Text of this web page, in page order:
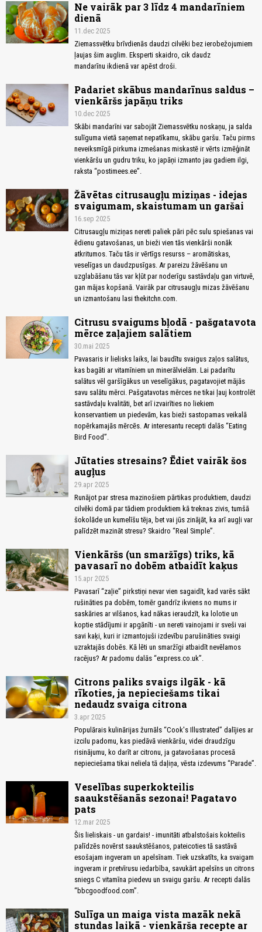
Ne vairāk par 3 līdz 4 mandarīniem
dienā
11.dec 2025
Ziemassvētku brīvdienās daudzi cilvēki bez ierobežojumiem
ļaujas šim auglim. Eksperti skaidro, cik daudz
mandarīnu ikdienā var apēst droši.
Padariet skābus mandarīnus saldus –
vienkāršs japāņu triks
10.dec 2025
Skābi mandarīni var sabojāt Ziemassvētku noskaņu, ja salda
sulīguma vietā saņemat nepatīkamu, skābu garšu. Taču pirms
neveiksmīgā pirkuma izmešanas miskastē ir vērts izmēģināt
vienkāršu un gudru triku, ko japāņi izmanto jau gadiem ilgi,
raksta “postimees.ee”.
Žāvētas citrusaugļu miziņas - idejas
svaigumam, skaistumam un garšai
16.sep 2025
Citrusaugļu miziņas nereti paliek pāri pēc sulu spiešanas vai
ēdienu gatavošanas, un bieži vien tās vienkārši nonāk
atkritumos. Taču tās ir vērtīgs resurss – aromātiskas,
veselīgas un daudzpusīgas. Ar pareizu žāvēšanu un
uzglabāšanu tās var kļūt par noderīgu sastāvdaļu gan virtuvē,
gan mājas kopšanā. Vairāk par citrusaugļu mizas žāvēšanu
un izmantošanu lasi thekitchn.com.
Citrusu svaigums bļodā - pašgatavota
mērce zaļajiem salātiem
30.mai 2025
Pavasaris ir lielisks laiks, lai baudītu svaigus zaļos salātus,
kas bagāti ar vitamīniem un minerālvielām. Lai padarītu
salātus vēl garšīgākus un veselīgākus, pagatavojiet mājās
savu salātu mērci. Pašgatavotas mērces ne tikai ļauj kontrolēt
sastāvdaļu kvalitāti, bet arī izvairīties no liekiem
konservantiem un piedevām, kas bieži sastopamas veikalā
nopērkamajās mērcēs. Ar interesantu recepti dalās “Eating
Bird Food”.
Jūtaties stresains? Ēdiet vairāk šos
augļus
29.apr 2025
Runājot par stresa mazinošiem pārtikas produktiem, daudzi
cilvēki domā par tādiem produktiem kā treknas zivis, tumšā
šokolāde un kumelīšu tēja, bet vai jūs zinājāt, ka arī augļi var
palīdzēt mazināt stresu? Skaidro “Real Simple”.
Vienkāršs (un smaržīgs) triks, kā
pavasarī no dobēm atbaidīt kaķus
15.apr 2025
Pavasarī “zaļie” pirkstiņi nevar vien sagaidīt, kad varēs sākt
rušināties pa dobēm, tomēr gandrīz ikviens no mums ir
saskāries ar vilšanos, kad nākas ieraudzīt, ka lolotie un
koptie stādījumi ir apgānīti - un nereti vainojami ir sveši vai
savi kaķi, kuri ir izmantojuši izdevību parušināties svaigi
uzraktajās dobēs. Kā lēti un smaržīgi atbaidīt nevēlamos
racējus? Ar padomu dalās “express.co.uk”.
Citrons paliks svaigs ilgāk - kā
rīkoties, ja nepieciešams tikai
nedaudz svaiga citrona
3.apr 2025
Populārais kulinārijas žurnāls “Cook's Illustrated” dalījies ar
izcilu padomu, kas piedāvā vienkāršu, videi draudzīgu
risinājumu, ko darīt ar citronu, ja gatavošanas procesā
nepieciešama tikai neliela tā daļiņa, vēsta izdevums “Parade”.
Veselības superkokteilis
saaukstēšanās sezonai! Pagatavo
pats
12.mar 2025
Šis lieliskais - un gardais! - imunitāti atbalstošais kokteilis
palīdzēs novērst saaukstēšanos, pateicoties tā sastāvā
esošajam ingveram un apelsīnam. Tiek uzskatīts, ka svaigam
ingveram ir pretvīrusu iedarbība, savukārt apelsīns un citrons
sniegs C vitamīna piedevu un svaigu garšu. Ar recepti dalās
“bbcgoodfood.com”.
Sulīga un maiga vista mazāk nekā
stundas laikā - vienkārša recepte ar